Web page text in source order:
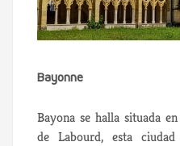
Bayonne
Bayona se halla situada
de Labourd, esta